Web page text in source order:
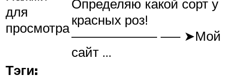
для
просмотра
Определяю какой сорт у
красных роз!
——————– —– ➤Мой
сайт …
Тэги: